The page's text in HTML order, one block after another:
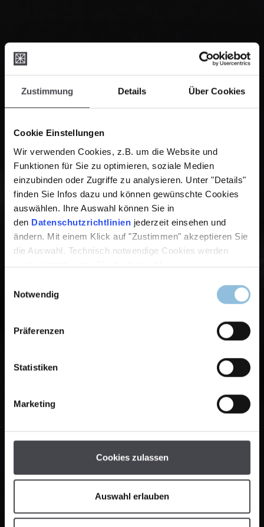
Zustimmung Details Über Cookies
Cookie Einstellungen
Wir verwenden Cookies, z.B. um die Website und
Funktionen für Sie zu optimieren, soziale Medien
einzubinden oder Zugriffe zu analysieren. Unter "Details"
finden Sie Infos dazu und können gewünschte Cookies
auswählen. Ihre Auswahl können Sie in
den Datenschutzrichtlinien jederzeit einsehen und
ändern. Mit einem Klick auf "Zustimmen" akzeptieren Sie
die Auswahl. Technisch notwendige Cookies werden
auch gesetzt, wenn Sie die Auswahl
Notwendig
Präferenzen
Statistiken
Marketing
Cookies zulassen
Auswahl erlauben